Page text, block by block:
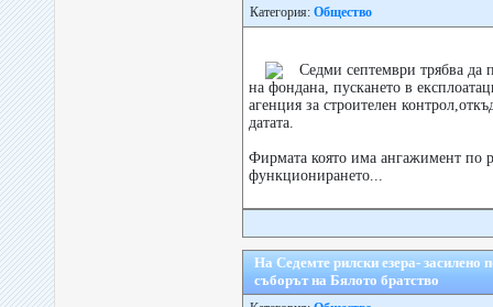
Категория: Общество
Седми септември трябва да
на фондана, пускането в
агенция за строителен
датата.
Фирмата която има ангажимент по
функционирането...
На Седемте рилски езера- засилено
съборът на Бялото братство